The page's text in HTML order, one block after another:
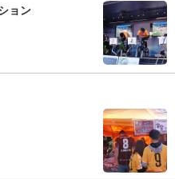
ョン